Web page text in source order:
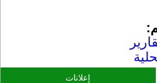
إعلانات